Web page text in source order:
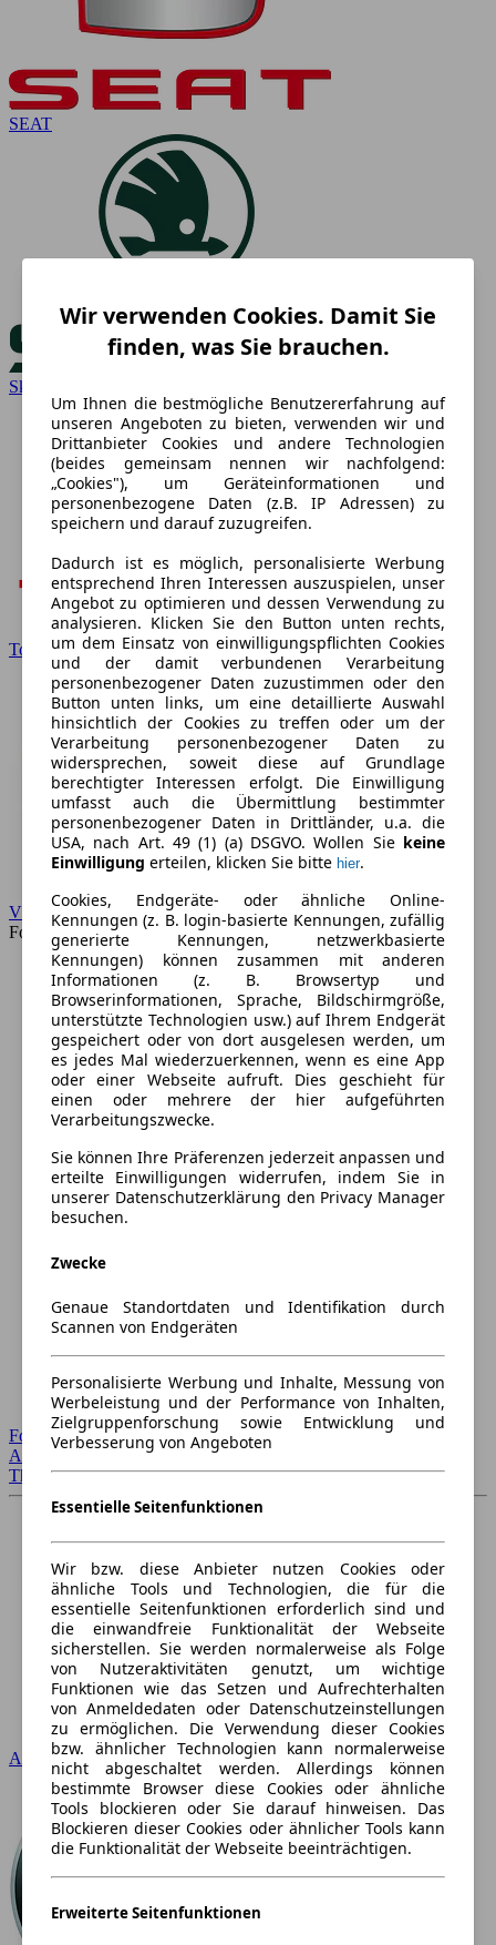
SEAT
Skoda
Toyota
VW
Forum
Forum Startseite
Alle Auto-Foren
Themen-Forum
Audi
Wir verwenden Cookies. Damit Sie
finden, was Sie brauchen.
Um Ihnen die bestmögliche Benutzererfahrung auf
unseren Angeboten zu bieten, verwenden wir und
Drittanbieter Cookies und andere Technologien
(beides gemeinsam nennen wir nachfolgend:
„Cookies"), um Geräteinformationen und
personenbezogene Daten (z.B. IP Adressen) zu
speichern und darauf zuzugreifen.
Dadurch ist es möglich, personalisierte Werbung
entsprechend Ihren Interessen auszuspielen, unser
Angebot zu optimieren und dessen Verwendung zu
analysieren. Klicken Sie den Button unten rechts,
um dem Einsatz von einwilligungspflichten Cookies
und der damit verbundenen Verarbeitung
personenbezogener Daten zuzustimmen oder den
Button unten links, um eine detaillierte Auswahl
hinsichtlich der Cookies zu treffen oder um der
Verarbeitung personenbezogener Daten zu
widersprechen, soweit diese auf Grundlage
berechtigter Interessen erfolgt. Die Einwilligung
umfasst auch die Übermittlung bestimmter
personenbezogener Daten in Drittländer, u.a. die
USA, nach Art. 49 (1) (a) DSGVO. Wollen Sie keine
Einwilligung erteilen, klicken Sie bitte hier.
Cookies, Endgeräte- oder ähnliche Online-
Kennungen (z. B. login-basierte Kennungen, zufällig
generierte Kennungen, netzwerkbasierte
Kennungen) können zusammen mit anderen
Informationen (z. B. Browsertyp und
Browserinformationen, Sprache, Bildschirmgröße,
unterstützte Technologien usw.) auf Ihrem Endgerät
gespeichert oder von dort ausgelesen werden, um
es jedes Mal wiederzuerkennen, wenn es eine App
oder einer Webseite aufruft. Dies geschieht für
einen oder mehrere der hier aufgeführten
Verarbeitungszwecke.
Sie können Ihre Präferenzen jederzeit anpassen und
erteilte Einwilligungen widerrufen, indem Sie in
unserer Datenschutzerklärung den Privacy Manager
besuchen.
Zwecke
Genaue Standortdaten und Identifikation durch
Scannen von Endgeräten
Personalisierte Werbung und Inhalte, Messung von
Werbeleistung und der Performance von Inhalten,
Zielgruppenforschung sowie Entwicklung und
Verbesserung von Angeboten
Essentielle Seitenfunktionen
Wir bzw. diese Anbieter nutzen Cookies oder
ähnliche Tools und Technologien, die für die
essentielle Seitenfunktionen erforderlich sind und
die einwandfreie Funktionalität der Webseite
sicherstellen. Sie werden normalerweise als Folge
von Nutzeraktivitäten genutzt, um wichtige
Funktionen wie das Setzen und Aufrechterhalten
von Anmeldedaten oder Datenschutzeinstellungen
zu ermöglichen. Die Verwendung dieser Cookies
bzw. ähnlicher Technologien kann normalerweise
nicht abgeschaltet werden. Allerdings können
bestimmte Browser diese Cookies oder ähnliche
Tools blockieren oder Sie darauf hinweisen. Das
Blockieren dieser Cookies oder ähnlicher Tools kann
die Funktionalität der Webseite beeinträchtigen.
Erweiterte Seitenfunktionen